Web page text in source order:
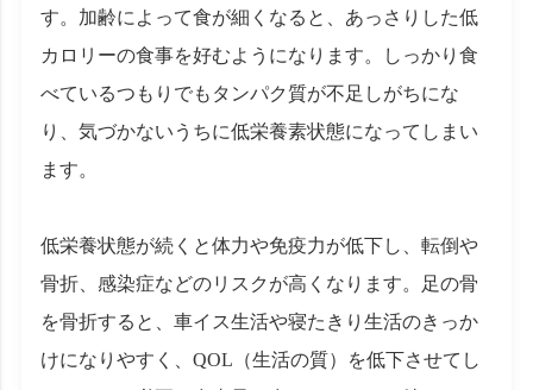
す。加齢によって食が細くなると、あっさりした低
カロリーの食事を好むようになります。しっかり食
べているつもりでもタンパク質が不足しがちにな
り、気づかないうちに低栄養素状態になってしまい
ます。
低栄養状態が続くと体力や免疫力が低下し、転倒や
骨折、感染症などのリスクが高くなります。足の骨
を骨折すると、車イス生活や寝たきり生活のきっか
けになりやすく、QOL（生活の質）を低下させてし